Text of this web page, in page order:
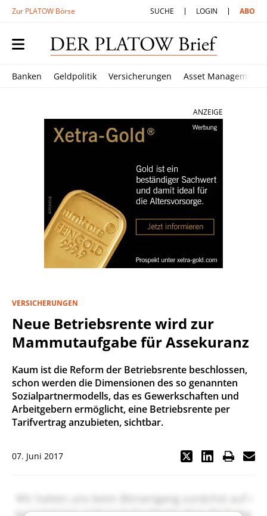
Zur PLATOW Börse SUCHE LOGIN ABO
Banken Geldpolitik Versicherungen Asset Management
ANZEIGE
VERSICHERUNGEN
Neue Betriebsrente wird zur
Mammutaufgabe für Assekuranz
Kaum ist die Reform der Betriebsrente beschlossen,
schon werden die Dimensionen des so genannten
Sozialpartnermodells, das es Gewerkschaften und
Arbeitgebern ermöglicht, eine Betriebsrente per
Tarifvertrag anzubieten, sichtbar.
07. Juni 2017